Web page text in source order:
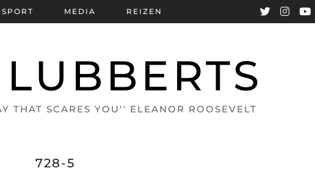
THAT SCARES YOU'' ELEANOR ROOSEVELT
SPORT MEDIA REIZEN
728-5